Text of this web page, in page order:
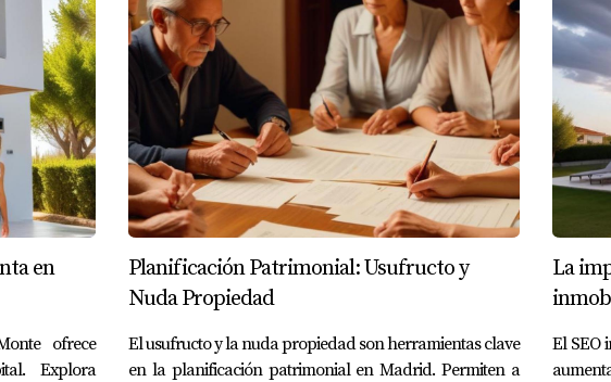
útil durante situaciones donde las visitas presenciales son
las reglas del juego en el sector inmobiliario, especialmente en lugares
del comprador al permitirles visualizar su futuro hogar con
inmobiliarios como Amparo Lillo, quien ha sabido integrar estas
una vivienda, no dudes en contactar a Amparo Lillo para descubrir
disponibles. Además, si deseas profundizar aún más sobre este tema y
nuestra Guía gratuita para propietarios en Boadilla del Monte. ¡No
en
ofrece
Explora
Planificación Patrimonial: Usufructo y
Nuda Propiedad
El usufructo y la nuda propiedad son herramientas clave
en la planificación patrimonial en Madrid. Permiten a
La
El SEO